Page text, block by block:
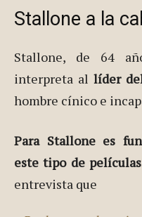
combate,
Stallone a la
interpreta allíder
hombre cínico e